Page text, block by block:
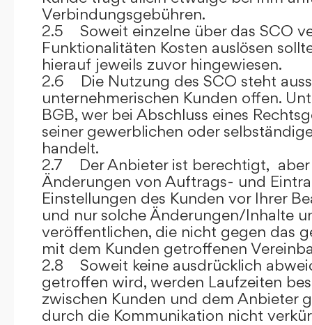
Verbindungsgebühren.
2.5 Soweit einzelne über das SCO
Funktionalitäten Kosten auslösen
hierauf jeweils zuvor hingewiesen.
2.6 Die Nutzung des SCO steht
unternehmerischen Kunden offen.
BGB, wer bei Abschluss eines
seiner gewerblichen oder
handelt.
2.7 Der Anbieter ist berechtigt,
Änderungen von Auftrags- und
Einstellungen des Kunden vor Ihrer
und nur solche Änderungen/Inhalte
veröffentlichen, die nicht gegen das
mit dem Kunden getroffenen
2.8 Soweit keine ausdrücklich
getroffen wird, werden Laufzeiten
zwischen Kunden und dem Anbieter
durch die Kommunikation nicht